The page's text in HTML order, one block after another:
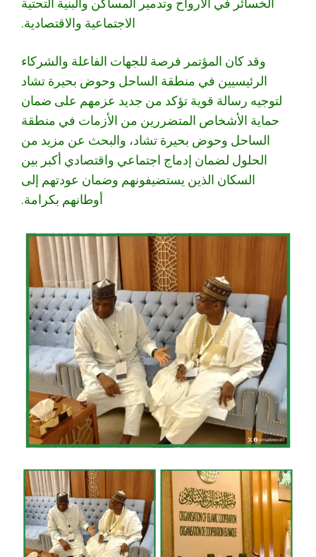
الخسائر في الأرواح وتدمير المساكن والبنية التحتية
الاجتماعية والاقتصادية.
وقد كان المؤتمر فرصة للجهات الفاعلة والشركاء
الرئيسيين في منطقة الساحل وحوض بحيرة تشاد
لتوجيه رسالة قوية تؤكد من جديد عزمهم على ضمان
حماية الأشخاص المتضررين من الأزمات في منطقة
الساحل وحوض بحيرة تشاد، والبحث عن مزيد من
الحلول لضمان إدماج اجتماعي واقتصادي أكبر بين
السكان الذين يستضيفونهم وضمان عودتهم إلى
أوطانهم بكرامة.